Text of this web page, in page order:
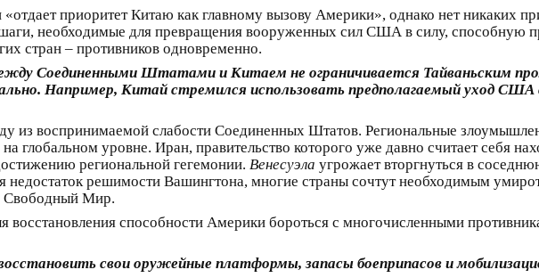
приоритет Китаю как главному вызову Америки», однако нет никаких
необходимые для превращения вооруженных сил США в силу, способную
стран – противников одновременно.
Соединенными Штатами и Китаем не ограничивается Тайваньским
Например, Китай стремился использовать предполагаемый уход
из воспринимаемой слабости Соединенных Штатов. Региональные
глобальном уровне. Иран, правительство которого уже давно считает себя
региональной гегемонии. Венесуэла угрожает вторгнуться в
решимости Вашингтона, многие страны сочтут необходимым
Свободный Мир.
способности Америки бороться с многочисленными
свои оружейные платформы, запасы боеприпасов и